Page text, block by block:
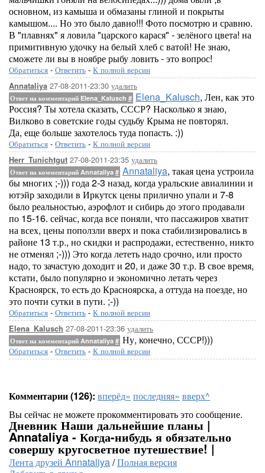
основном, из камыша и обмазаны глиной и покрыты
камышом.... Но это было давно!!! Фото посмотрю и сравню.
В "плавнях" я ловила "царского карася" - зелёного цвета! на
примитивную удочку на белый хлеб с ватой! Не знаю,
сможете ли вы в ноябре рыбу ловить - это вопрос!
Обратиться - Ответить - К полной версии
Annataliya 27-08-2011-23:30 удалить
Ответ на комментарий Elena_Kalusch # Elena_Kalusch, Лен, как это
Россия? Ты хотела сказать, СССР? Насколько я знаю,
Вилково в советские годы судьбу Крыма не повторял.
Да, еще больше захотелось туда попасть. :))
Обратиться - Ответить - К полной версии
Herr_Tunichtgut 27-08-2011-23:35 удалить
Ответ на комментарий Annataliya # Annataliya, такая цена устроила
бы многих ;-))) года 2-3 назад, когда уральские авиалинии и
ютэйр заходили в Иркутск цены прилично упали и 7-8
было реальностью, аэрофлот и сибирь до этого продавали
по 15-16. сейчас, когда все поняли, что пассажиров хватит
на всех, цены поползли вверх и пока стабилизировались в
районе 13 т.р., но скидки и распродажи, естественно, никто
не отменял ;-))) Это когда лететь надо срочно, или просто
надо, то зачастую доходит и 20, и даже 30 т.р. В свое время,
кстати, было популярно и экономично летать через
Красноярск, то есть до Красноярска, а оттуда на поезде, но
это почти сутки в пути. ;-))
Обратиться - Ответить - К полной версии
Elena_Kalusch 27-08-2011-23:36 удалить
Ответ на комментарий Annataliya # Ну, конечно, СССР!)))
Обратиться - Ответить - К полной версии
Комментарии (126): вперёд» последняя» вверх^
Вы сейчас не можете прокомментировать это сообщение.
Дневник Наши дальнейшие планы |
Annataliya - Когда-нибудь я обязательно
совершу кругосветное путешествие! |
Лента друзей Annataliya/Полная версия